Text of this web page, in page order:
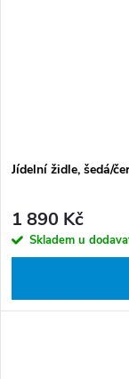
Jídelní židle, šedá/
1 890 Kč
Skladem u